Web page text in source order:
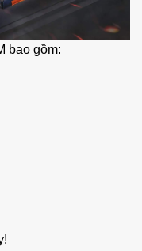
bao gồm: